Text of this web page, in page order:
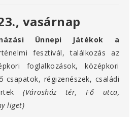
vasárnap
Ünnepi Játékok a
fesztivál,találkozás az
foglalkozások, középkori
csapatok, régizenészek, családi
(Városház tér, Fő utca,
liget)